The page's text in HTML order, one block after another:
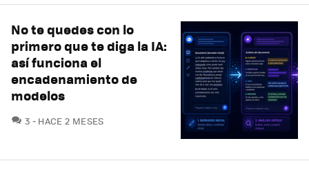
No te quedes con lo
primero que te diga la IA:
así funciona el
encadenamiento de
modelos
3 COMENTARIOS
HACE 2 MESES